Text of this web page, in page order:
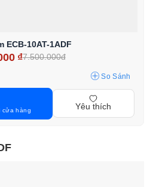
ECB-10AT-1ADF
₫7.500.000đ
So Sánh
cửa hàng Yêu thích